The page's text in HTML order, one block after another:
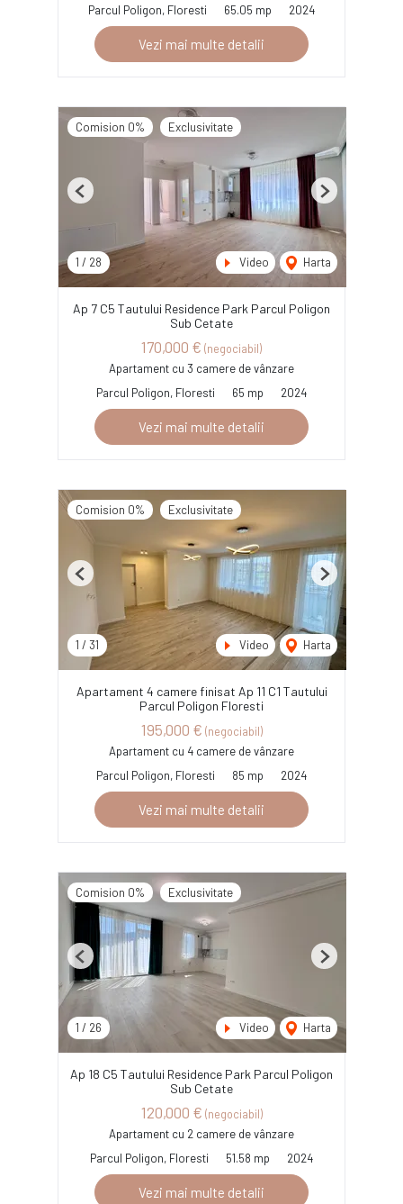
Parcul Poligon, Floresti
65.05 mp 2024
Vezi mai multe detalii
Comision 0% Exclusivitate
1 / 28 Video Harta
Previous Next
Ap 7 C5 Tautului Residence Park Parcul Poligon
Sub Cetate
170,000 € (negociabil)
Apartament cu 3 camere de vânzare
Parcul Poligon, Floresti
65 mp 2024
Vezi mai multe detalii
Comision 0% Exclusivitate
1 / 31 Video Harta
Previous Next
Apartament 4 camere finisat Ap 11 C1 Tautului
Parcul Poligon Floresti
195,000 € (negociabil)
Apartament cu 4 camere de vânzare
Parcul Poligon, Floresti
85 mp 2024
Vezi mai multe detalii
Comision 0% Exclusivitate
1 / 26 Video Harta
Previous Next
Ap 18 C5 Tautului Residence Park Parcul Poligon
Sub Cetate
120,000 € (negociabil)
Apartament cu 2 camere de vânzare
Parcul Poligon, Floresti
51.58 mp 2024
Vezi mai multe detalii